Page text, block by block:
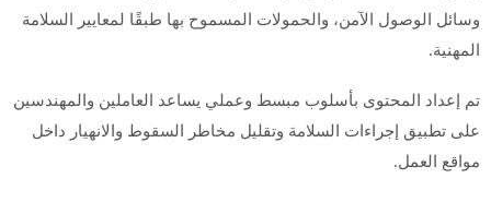
وسائل الوصول الآمن، والحمولات المسموح بها طبقًا لمعايير السلامة
المهنية.
تم إعداد المحتوى بأسلوب مبسط وعملي يساعد العاملين والمهندسين
على تطبيق إجراءات السلامة وتقليل مخاطر السقوط والانهيار داخل
مواقع العمل.